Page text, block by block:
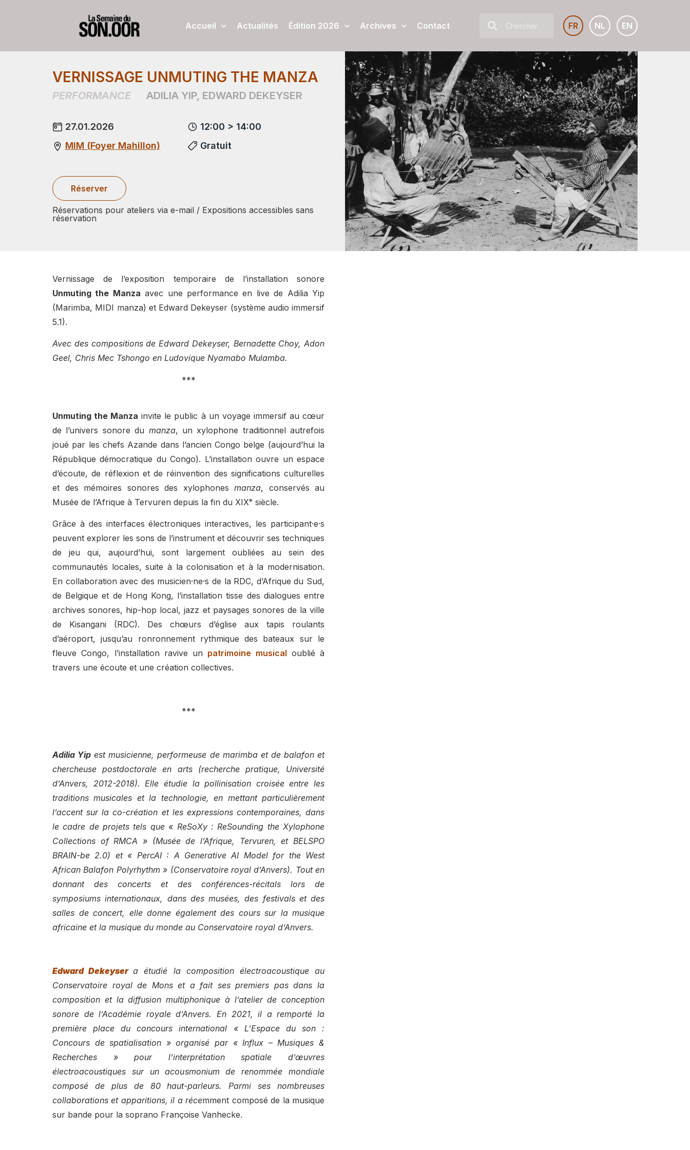
Accueil Actualités Édition 2026 Archives Contact FR NL EN
VERNISSAGE UNMUTING THE MANZA
PERFORMANCE ADILIA YIP, EDWARD DEKEYSER
27.01.2026
MIM (Foyer Mahillon)
12:00 > 14:00
Gratuit
Réserver
Réservations pour ateliers via e-mail / Expositions accessibles sans
réservation
Vernissage de l’exposition temporaire de l’installation sonore
Unmuting the Manza avec une performance en live de Adilia Yip
(Marimba, MIDI manza) et Edward Dekeyser (système audio immersif
5.1).
Avec des compositions de Edward Dekeyser, Bernadette Choy, Adon
Geel, Chris Mec Tshongo en Ludovique Nyamabo Mulamba.
***
Unmuting the Manza invite le public à un voyage immersif au cœur
de l’univers sonore du manza, un xylophone traditionnel autrefois
joué par les chefs Azande dans l’ancien Congo belge (aujourd’hui la
République démocratique du Congo). L’installation ouvre un espace
d’écoute, de réflexion et de réinvention des significations culturelles
et des mémoires sonores des xylophones manza, conservés au
Musée de l’Afrique à Tervuren depuis la fin du XIXᵉ siècle.
Grâce à des interfaces électroniques interactives, les participant·e·s
peuvent explorer les sons de l’instrument et découvrir ses techniques
de jeu qui, aujourd’hui, sont largement oubliées au sein des
communautés locales, suite à la colonisation et à la modernisation.
En collaboration avec des musicien·ne·s de la RDC, d’Afrique du Sud,
de Belgique et de Hong Kong, l’installation tisse des dialogues entre
archives sonores, hip-hop local, jazz et paysages sonores de la ville
de Kisangani (RDC). Des chœurs d’église aux tapis roulants
d’aéroport, jusqu’au ronronnement rythmique des bateaux sur le
fleuve Congo, l’installation ravive un patrimoine musical oublié à
travers une écoute et une création collectives.
***
Adilia Yip est musicienne, performeuse de marimba et de balafon et
chercheuse postdoctorale en arts (recherche pratique, Université
d’Anvers, 2012-2018). Elle étudie la pollinisation croisée entre les
traditions musicales et la technologie, en mettant particulièrement
l’accent sur la co-création et les expressions contemporaines, dans
le cadre de projets tels que « ReSoXy : ReSounding the Xylophone
Collections of RMCA » (Musée de l’Afrique, Tervuren, et BELSPO
BRAIN-be 2.0) et « PercAI : A Generative AI Model for the West
African Balafon Polyrhythm » (Conservatoire royal d’Anvers). Tout en
donnant des concerts et des conférences-récitals lors de
symposiums internationaux, dans des musées, des festivals et des
salles de concert, elle donne également des cours sur la musique
africaine et la musique du monde au Conservatoire royal d’Anvers.
Edward Dekeysera étudié la composition électroacoustique au
Conservatoire royal de Mons et a fait ses premiers pas dans la
composition et la diffusion multiphonique à l’atelier de conception
sonore de l’Académie royale d’Anvers. En 2021, il a remporté la
première place du concours international « L’Espace du son :
Concours de spatialisation » organisé par « Influx – Musiques &
Recherches » pour l’interprétation spatiale d’œuvres
électroacoustiques sur un acousmonium de renommée mondiale
composé de plus de 80 haut-parleurs. Parmi ses nombreuses
collaborations et apparitions, il a récemment composé de la musique
sur bande pour la soprano Françoise Vanhecke.